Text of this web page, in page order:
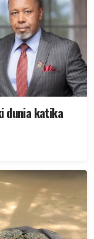
dunia katika